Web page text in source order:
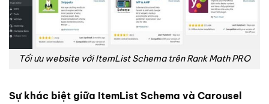
Tối ưu website với ItemList Schema trên Rank Math PRO
Sự khác biệt giữa ItemList Schema và Carousel